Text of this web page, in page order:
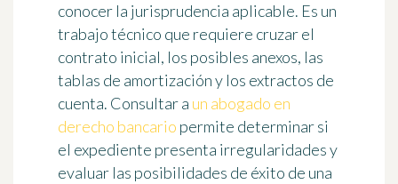
conocer la jurisprudencia aplicable. Es un
trabajo técnico que requiere cruzar el
contrato inicial, los posibles anexos, las
tablas de amortización y los extractos de
cuenta. Consultar a un abogado en
derecho bancario permite determinar si
el expediente presenta irregularidades y
evaluar las posibilidades de éxito de una